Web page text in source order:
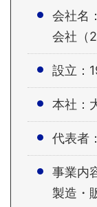
会社名
会社（
設立：
本社：
代表者
事業内
製造・